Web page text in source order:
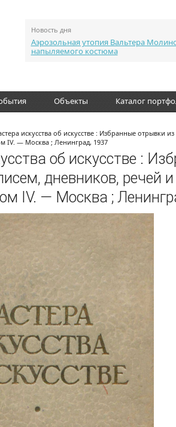
Новость дня
Аэрозольная утопия Вальтера
напыляемого костюма
Объекты Каталог
искусства об искусстве : Избранные отрывки
IV. — Москва ; Ленинград, 1937
об искусстве :
дневников, речей
IV. — Москва ;